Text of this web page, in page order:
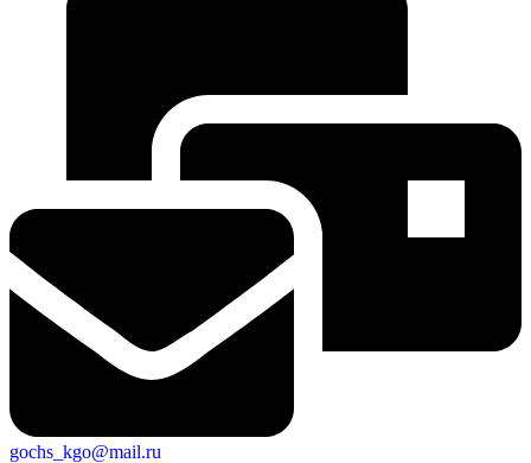
gochs_kgo@mail.ru